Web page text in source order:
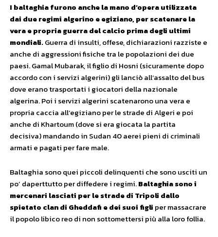
I baltaghia furono anche la mano d’opera utilizzata
dai due regimi algerino e egiziano, per scatenare la
vera e propria guerradel calcio prima degli ultimi
mondiali.Guerra di insulti, offese, dichiarazioni razziste e
anche di aggressioni fisiche tra le popolazioni dei due
paesi. Gamal Mubarak, il figlio di Hosni (sicuramente dopo
accordo con i servizi algerini) gli lanciò all’assalto del bus
dove erano trasportati i giocatori della nazionale
algerina. Poi i servizi algerini scatenarono una vera e
propria caccia all’egiziano per le strade di Algeri e poi
anche di Khartoum (dove si era giocata la partita
decisiva) mandando in Sudan 40 aerei pieni di criminali
armati e pagati per fare male.
Baltaghia sono quei piccoli delinquenti che sono usciti un
po’ daperttutto per diffedere i regimi.Baltaghia sono i
mercenari lasciati per le strade di Tripoli dallo
spietato clan di Gheddafi e dei suoi figli per massacrare
il popolo libico reo di non sottomettersi più alla loro follia.